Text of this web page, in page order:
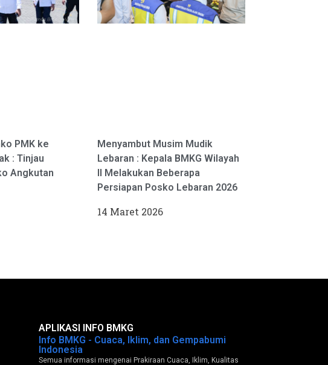
PMK ke
: Tinjau
Angkutan
Menyambut Musim Mudik
Lebaran : Kepala BMKG Wilayah
II Melakukan Beberapa
Persiapan Posko Lebaran 2026
14 Maret 2026
APLIKASI INFO BMKG
Info BMKG - Cuaca, Iklim, dan Gempabumi
Indonesia
Semua informasi mengenai Prakiraan Cuaca, Iklim, Kualitas